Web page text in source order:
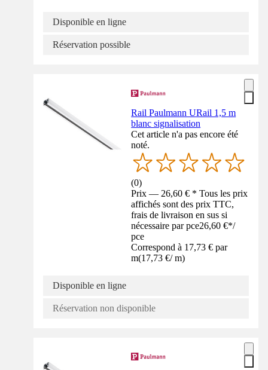
Disponible en ligne
Réservation possible
Rail Paulmann URail 1,5 m
blanc signalisation
Cet article n'a pas encore été
noté.
(0)
Prix — 26,60 € * Tous les prix
affichés sont des prix TTC,
frais de livraison en sus si
nécessaire par pce26,60 €*/
pce
Correspond à 17,73 € par
m(17,73 €/ m)
Disponible en ligne
Réservation non disponible